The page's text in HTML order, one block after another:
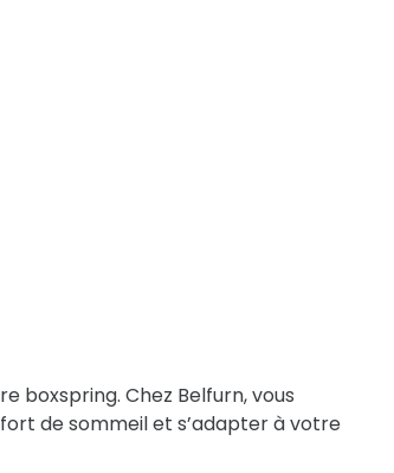
boxspring. Chez Belfurn, vous
de sommeil et s’adapter à votre